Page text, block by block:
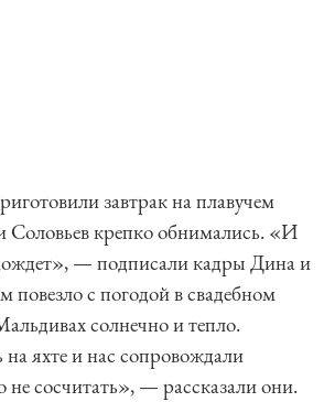
завтрак на плавучем
Соловьев крепко обнимались. «И
— подписали кадры Дина и
с погодой в свадебном
солнечно и тепло.
на яхте и нас сопровождали
сосчитать», — рассказали они.